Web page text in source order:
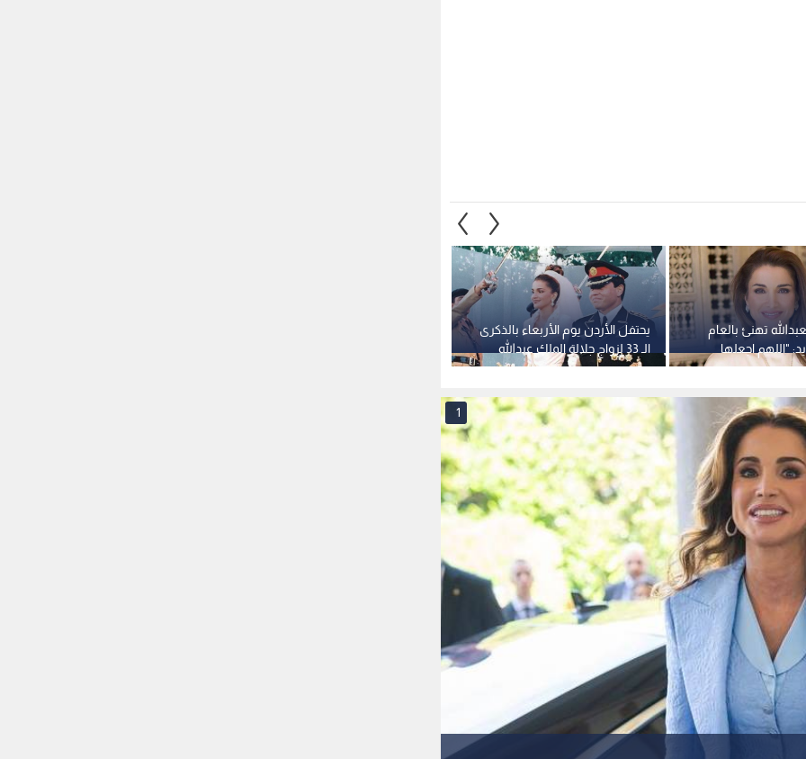
يحتفل الأردن يوم الأربعاء بالذكرى
الـ 33 لزواج جلالة الملك عبدالله
الثاني والملكة رانيا العبد الله
تهنئ بالعام
"اللهم اجعلها
القلوب"
1